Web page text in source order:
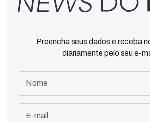
Preencha seus dados e receba
diariamente pelo seu e-